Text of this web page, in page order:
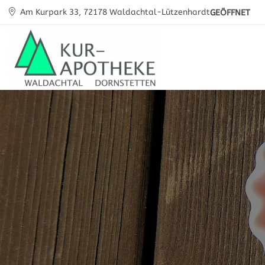
Am Kurpark 33, 72178 Waldachtal-LützenhardtGEÖFFNET